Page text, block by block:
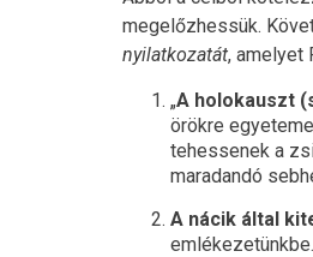
megelőzhessük.
nyilatkozatát, amelyet
„A holokauszt
örökre
tehessenek a
maradandó
A nácik által